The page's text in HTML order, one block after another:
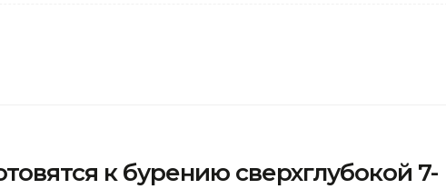
к бурению сверхглубокой 7-